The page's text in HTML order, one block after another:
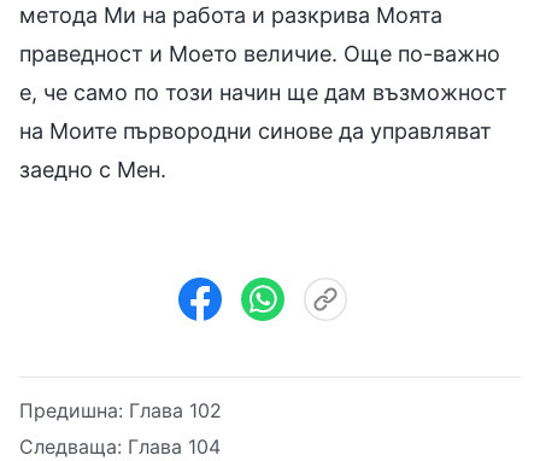
метода Ми на работа и разкрива Моята
праведност и Моето величие. Още по-важно
е, че само по този начин ще дам възможност
на Моите първородни синове да управляват
заедно с Мен.
Предишна: Глава 102
Следваща: Глава 104